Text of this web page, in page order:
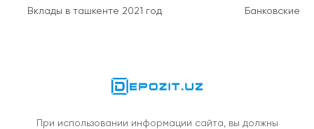
Вклады в ташкенте 2021 год Банковские
При использовании информации сайта, вы должны